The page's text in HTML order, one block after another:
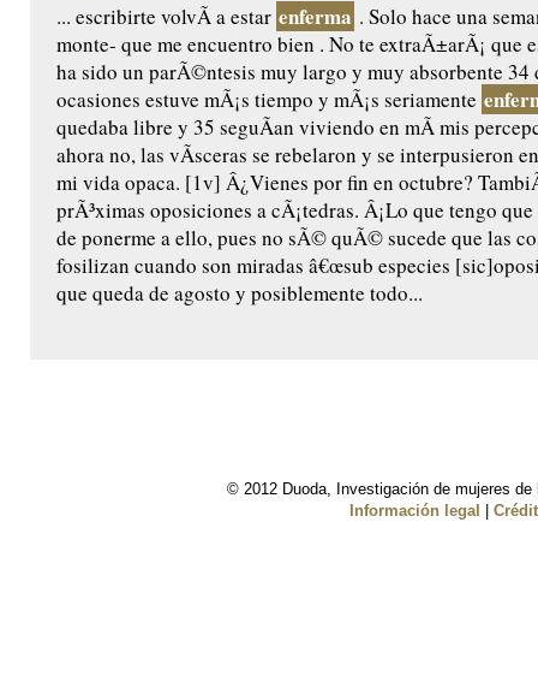
... escribirte volvÃ­ a estar enferma . Solo hace una
monte- que me encuentro bien . No te extraÃ±arÃ¡ que
ha sido un parÃ©ntesis muy largo y muy absorbente 34
ocasiones estuve mÃ¡s tiempo y mÃ¡s seriamente
quedaba libre y 35 seguÃ­an viviendo en mÃ­ mis
ahora no, las vÃ­sceras se rebelaron y se interpusieron
mi vida opaca. [1v] Â¿Vienes por fin en octubre?
prÃ³ximas oposiciones a cÃ¡tedras. Â¡Lo que tengo
de ponerme a ello, pues no sÃ© quÃ© sucede que las
fosilizan cuando son miradas â€œsub especies
que queda de agosto y posiblemente todo...
© 2012 Duoda, Investigación de mujeres
Información legal